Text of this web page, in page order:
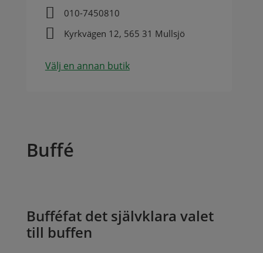
 010-7450810
 Kyrkvägen 12, 565 31 Mullsjö
Välj en annan butik
Buffé
Bufféfat det självklara valet
till buffen